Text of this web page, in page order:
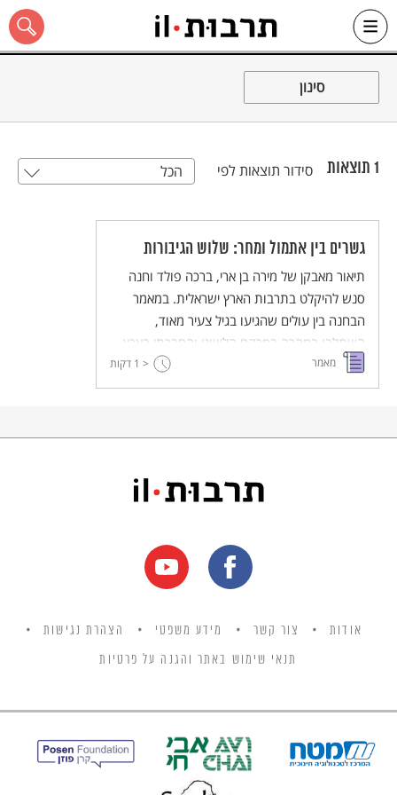
Skip
כל האתר
סינון
1 תוצאות סידור תוצאות לפי הכל
גשרים בין אתמול ומחר: שלוש הגיבורות
תיאור מאבקן של מירה בן ארי, ברכה פולד וחנה
סנש להיקלט בתרבות הארץ ישראלית. במאמר
הבחנה בין עולים שהגיעו בגיל צעיר מאוד,
השתלבו במהרה במרקם הלשוני והחברתי בארץ,
והרגישו עצמם צברים לכל דבר, לבין עולים שלא
הפכו לצברים ותרבות הגולה שבה גדלו המשיכה
מאמר < 1 דקות
אודות צור קשר מידע משפטי הצהרת נגישות
תנאי שימוש באתר והגנה על פרטיות